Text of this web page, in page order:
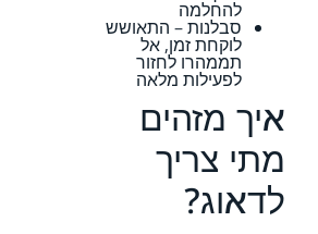
להחלמה
סבלנות – התאושש
לוקחת זמן, אל
תממהרו לחזור
לפעילות מלאה
איך מזהים
מתי צריך
לדאוג?